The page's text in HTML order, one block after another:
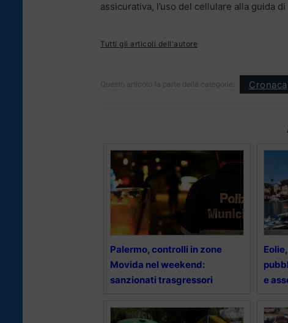
assicurativa, l’uso del cellulare alla guida
Tutti gli articoli dell'autore
Questo articolo fa parte delle categorie: Cronaca
Palermo, controlli in zone
Movida nel weekend:
sanzionati trasgressori
e